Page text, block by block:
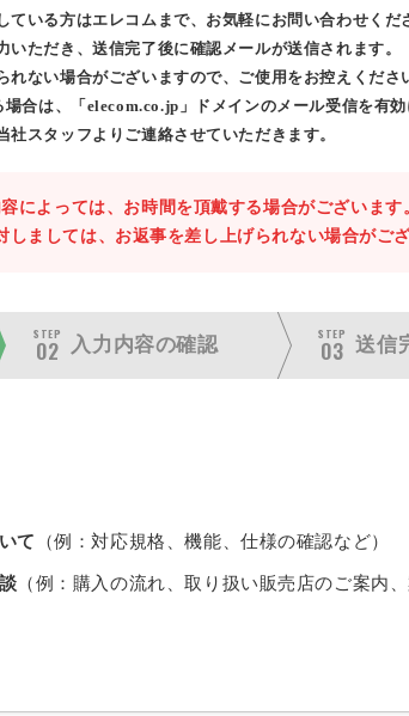
ている方はエレコムまで、お気軽にお問い合わせくだ
いただき、送信完了後に確認メールが送信されます。
ない場合がございますので、ご使用をお控えくださ
合は、「elecom.co.jp」ドメインのメール受信を有効
社スタッフよりご連絡させていただきます。
によっては、お時間を頂戴する場合がございます
しましては、お返事を差し上げられない場合がござ
STEP
02 入力内容の確認
STEP
03 送信
て （例：対応規格、機能、仕様の確認など）
（例：購入の流れ、取り扱い販売店のご案内